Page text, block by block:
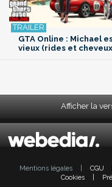
GTA Online : Michael
vieux (rides et
Afficher la
Mentions légales CGU
Cookies